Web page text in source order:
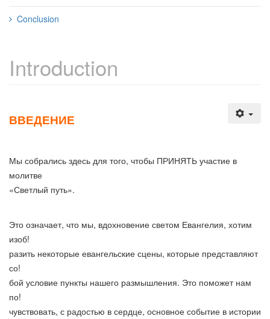
Conclusion
Introduction
ВВЕДЕНИЕ
Мы собрались здесь для того, чтобы ПРИНЯТЬ участие в
молитве
«Светлый путь».
Это означает, что мы, вдохновение светом Евангелия, хотим
изоб!
разить некоторые евангельские сцены, которые представляют
со!
бой условие пункты нашего размышления. Это поможет нам
по!
чувствовать, с радостью в сердце, основное событие в истории